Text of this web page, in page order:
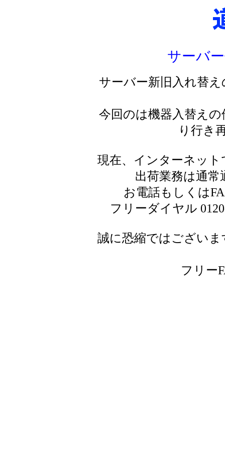
サーバ
サーバー新旧入れ替
今回のは機器入替え
り行き
現在、インターネッ
出荷業務は通
お電話もしくは
フリーダイヤル
誠に恐縮ではござい
フリー